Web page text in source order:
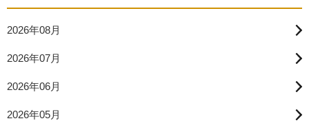
2026年08月
2026年07月
2026年06月
2026年05月